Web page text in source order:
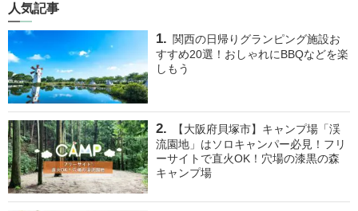
人気記事
関西の日帰りグランピング施設お
すすめ20選！おしゃれにBBQなどを楽
しもう
【大阪府貝塚市】キャンプ場「渓
流園地」はソロキャンパー必見！フリ
ーサイトで直火OK！穴場の漆黒の森
キャンプ場